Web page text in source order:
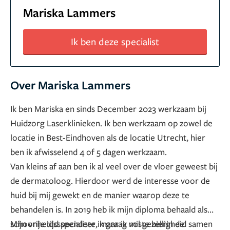
Mariska Lammers
Ik ben deze specialist
Over Mariska Lammers
Ik ben Mariska en sinds December 2023 werkzaam bij
Huidzorg Laserklinieken. Ik ben werkzaam op zowel de
locatie in Best-Eindhoven als de locatie Utrecht, hier
ben ik afwisselend 4 of 5 dagen werkzaam.
Van kleins af aan ben ik al veel over de vloer geweest bij
de dermatoloog. Hierdoor werd de interesse voor de
huid bij mij gewekt en de manier waarop deze te
behandelen is. In 2019 heb ik mijn diploma behaald als
schoonheidsspecialiste, maar ik miste hierin de
Mijn vrije tijd spendeer ik graag vol gezelligheid samen